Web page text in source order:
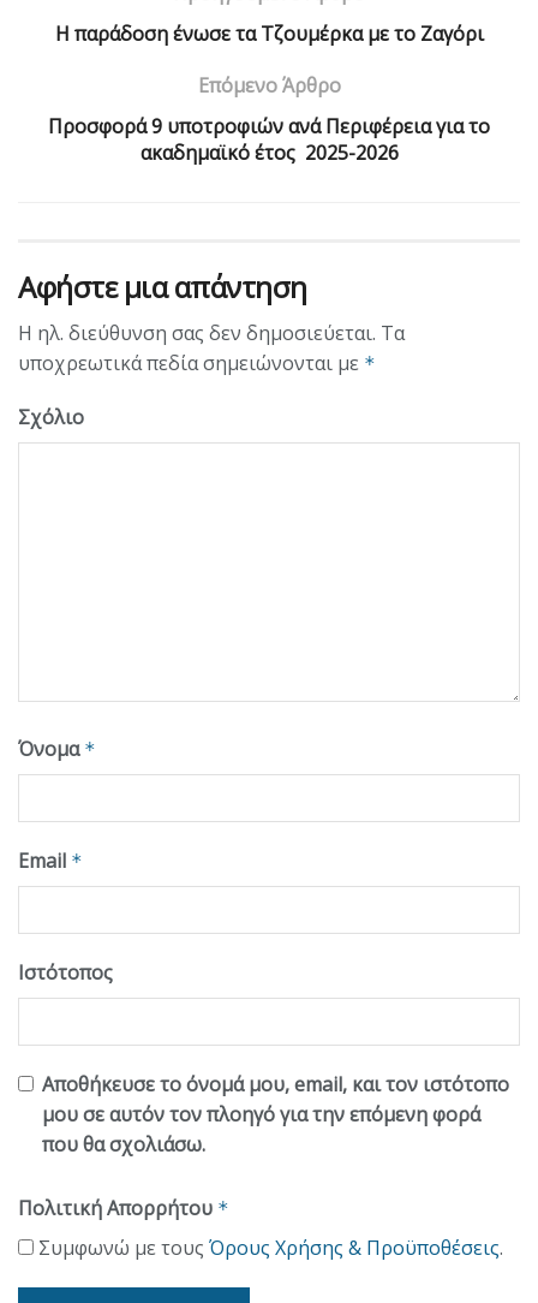
Η παράδοση ένωσε τα Τζουμέρκα με το Ζαγόρι
Επόμενο Άρθρο
Προσφορά 9 υποτροφιών ανά Περιφέρεια για το
ακαδημαϊκό έτος 2025-2026
Αφήστε μια απάντηση
Η ηλ. διεύθυνση σας δεν δημοσιεύεται. Τα
υποχρεωτικά πεδία σημειώνονται με *
Σχόλιο
Όνομα *
Email *
Ιστότοπος
Αποθήκευσε το όνομά μου, email, και τον ιστότοπο
μου σε αυτόν τον πλοηγό για την επόμενη φορά
που θα σχολιάσω.
Πολιτική Απορρήτου *
Συμφωνώ με τους Όρους Χρήσης & Προϋποθέσεις.